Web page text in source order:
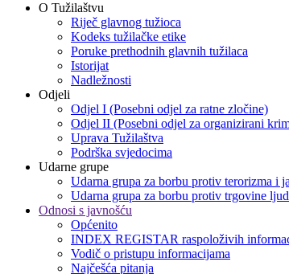
O Tužilaštvu
Riječ glavnog tužioca
Kodeks tužilačke etike
Poruke prethodnih glavnih tužilaca
Istorijat
Nadležnosti
Odjeli
Odjel I (Posebni odjel za ratne zločine)
Odjel II (Posebni odjel za organizirani
Uprava Tužilaštva
Podrška svjedocima
Udarne grupe
Udarna grupa za borbu protiv terorizma i
Udarna grupa za borbu protiv trgovine
Odnosi s javnošću
Općenito
INDEX REGISTAR raspoloživih
Vodič o pristupu informacijama
Najčešća pitanja